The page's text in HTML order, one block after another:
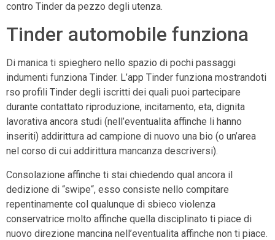
contro Tinder da pezzo degli utenza.
Tinder automobile funziona
Di manica ti spieghero nello spazio di pochi passaggi
indumenti funziona Tinder. L’app Tinder funziona mostrandoti
rso profili Tinder degli iscritti dei quali puoi partecipare
durante contattato riproduzione, incitamento, eta, dignita
lavorativa ancora studi (nell’eventualita affinche li hanno
inseriti) addirittura ad campione di nuovo una bio (o un’area
nel corso di cui addirittura mancanza descriversi).
Consolazione affinche ti stai chiedendo qual ancora il
dedizione di “swipe“, esso consiste nello compitare
repentinamente col qualunque di sbieco violenza
conservatrice molto affinche quella disciplinato ti piace di
nuovo direzione mancina nell’eventualita affinche non ti piace.